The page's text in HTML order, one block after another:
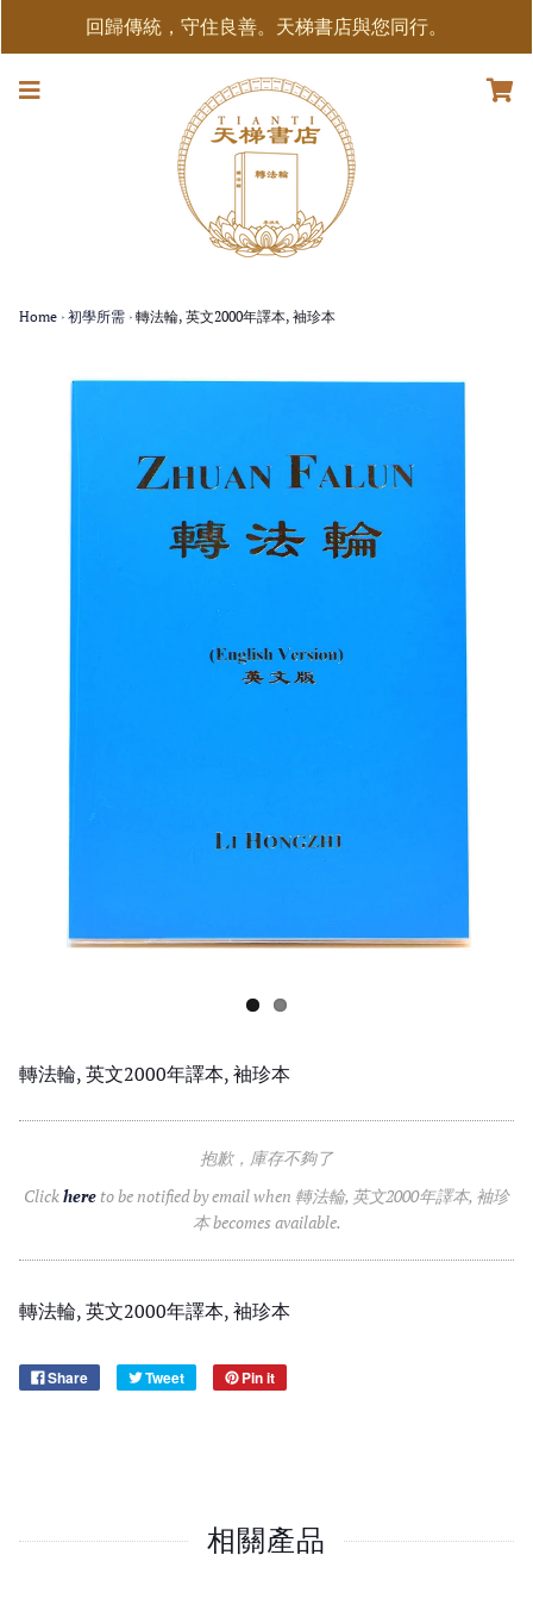
回歸傳統，守住良善。天梯書店與您同行。
Home › 初學所需 › 轉法輪, 英文2000年譯本, 袖珍本
轉法輪, 英文2000年譯本, 袖珍本
抱歉，庫存不夠了
Clickhere to be notified by email when 轉法輪, 英文2000年譯本, 袖珍
本 becomes available.
轉法輪, 英文2000年譯本, 袖珍本
Share Tweet Pin it
相關產品